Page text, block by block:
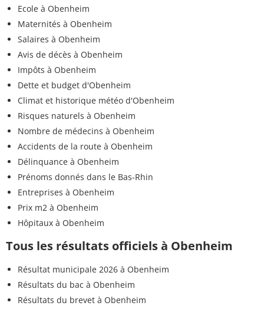
Ecole à Obenheim
Maternités à Obenheim
Salaires à Obenheim
Avis de décès à Obenheim
Impôts à Obenheim
Dette et budget d'Obenheim
Climat et historique météo d'Obenheim
Risques naturels à Obenheim
Nombre de médecins à Obenheim
Accidents de la route à Obenheim
Délinquance à Obenheim
Prénoms donnés dans le Bas-Rhin
Entreprises à Obenheim
Prix m2 à Obenheim
Hôpitaux à Obenheim
Tous les résultats officiels à Obenheim
Résultat municipale 2026 à Obenheim
Résultats du bac à Obenheim
Résultats du brevet à Obenheim